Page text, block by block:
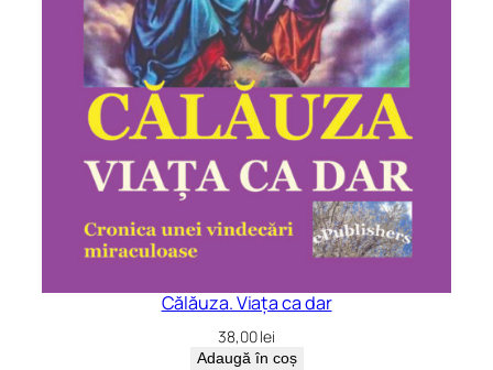
Călăuza. Viața ca dar
38,00lei
Adaugă în coș